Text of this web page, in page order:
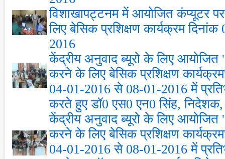
विशाखापट्टनम में आयोजित कंप्‍यूटर
लिए बेसिक प्रशिक्षण कार्यक्रम
2016
केंद्रीय अनुवाद ब्‍यूरो के लिए आयोजित
करने के लिए बेसिक प्रशिक्षण
04-01-2016 से 08-01-2016 में
करते हुए डॉ0 एस0 एन0 सिंह, निदेशक,
केंद्रीय अनुवाद ब्‍यूरो के लिए आयोजित
करने के लिए बेसिक प्रशिक्षण
04-01-2016 से 08-01-2016 में